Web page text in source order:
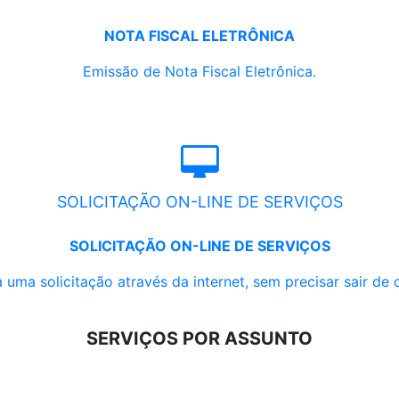
NOTA FISCAL ELETRÔNICA
Emissão de Nota Fiscal Eletrônica.
SOLICITAÇÃO ON-LINE DE SERVIÇOS
SOLICITAÇÃO ON-LINE DE SERVIÇOS
uma solicitação através da internet, sem precisar sair de
SERVIÇOS POR ASSUNTO